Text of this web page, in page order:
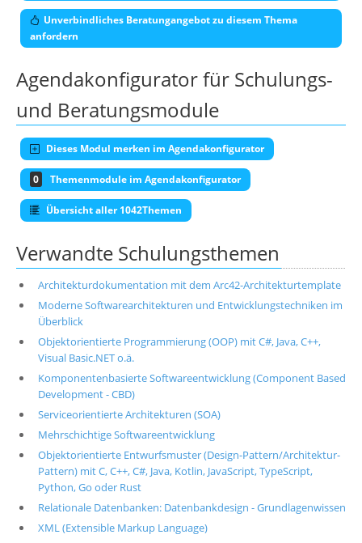
Unverbindliches Beratungangebot zu diesem Thema
anfordern
Agendakonfigurator für Schulungs-
und Beratungsmodule
Dieses Modul merken im Agendakonfigurator
0 Themenmodule im Agendakonfigurator
Übersicht aller 1042Themen
Verwandte Schulungsthemen
Architekturdokumentation mit dem Arc42-Architekturtemplate
Moderne Softwarearchitekturen und Entwicklungstechniken im
Überblick
Objektorientierte Programmierung (OOP) mit C#, Java, C++,
Visual Basic.NET o.ä.
Komponentenbasierte Softwareentwicklung (Component Based
Development - CBD)
Serviceorientierte Architekturen (SOA)
Mehrschichtige Softwareentwicklung
Objektorientierte Entwurfsmuster (Design-Pattern/Architektur-
Pattern) mit C, C++, C#, Java, Kotlin, JavaScript, TypeScript,
Python, Go oder Rust
Relationale Datenbanken: Datenbankdesign - Grundlagenwissen
XML (Extensible Markup Language)